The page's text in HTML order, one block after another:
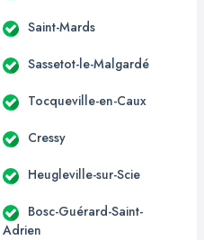
Saint-Mards
Sassetot-le-Malgardé
Tocqueville-en-Caux
Cressy
Heugleville-sur-Scie
Bosc-Guérard-Saint-
Adrien